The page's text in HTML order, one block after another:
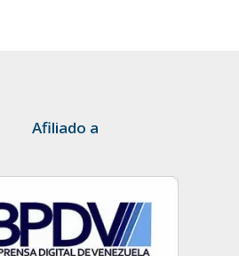
Afiliado a